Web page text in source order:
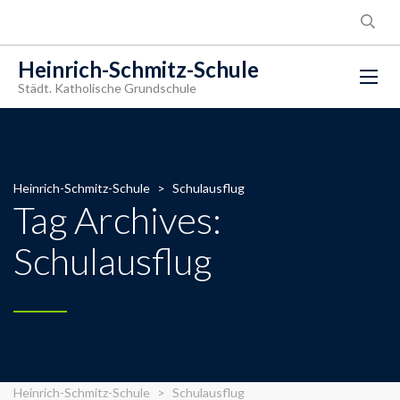
Heinrich-Schmitz-Schule
Städt. Katholische Grundschule
Heinrich-Schmitz-Schule > Schulausflug
Tag Archives:
Schulausflug
Heinrich-Schmitz-Schule > Schulausflug